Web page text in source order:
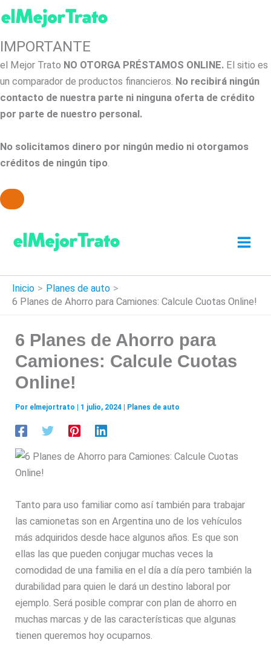
IMPORTANTE
el Mejor Trato NO OTORGA PRÉSTAMOS ONLINE. El sitio es
un comparador de productos financieros. No recibirá ningún
contacto de nuestra parte ni ninguna oferta de crédito
por parte de nuestro personal.
No solicitamos dinero por ningún medio ni otorgamos
créditos de ningún tipo.
contenido
Inicio
Planes de auto
6 Planes de Ahorro para Camiones: Calcule Cuotas Online!
6 Planes de Ahorro para
Camiones: Calcule Cuotas
Online!
Por elmejortrato 1 julio, 2024 Planes de auto
Tanto para uso familiar como así también para trabajar
las camionetas son en Argentina uno de los vehículos
más adquiridos desde hace algunos años. Es que son
ellas las que pueden conjugar muchas veces la
comodidad de una familia en el día a día pero también la
durabilidad para quien le dará un destino laboral por
ejemplo. Será posible comprar con plan de ahorro en
muchas marcas y de las características que algunas
tienen queremos hoy ocuparnos.